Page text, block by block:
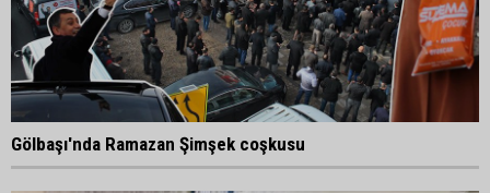
Gölbaşı'nda Ramazan Şimşek coşkusu